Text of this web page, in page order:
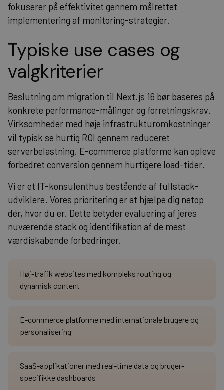
fokuserer på effektivitet gennem målrettet
implementering af monitoring-strategier.
Typiske use cases og
valgkriterier
Beslutning om migration til Next.js 16 bør baseres på
konkrete performance-målinger og forretningskrav.
Virksomheder med høje infrastrukturomkostninger
vil typisk se hurtig ROI gennem reduceret
serverbelastning. E-commerce platforme kan opleve
forbedret conversion gennem hurtigere load-tider.
Vi er et IT-konsulenthus bestående af fullstack-
udviklere. Vores prioritering er at hjælpe dig netop
dér, hvor du er. Dette betyder evaluering af jeres
nuværende stack og identifikation af de mest
værdiskabende forbedringer.
Høj-trafik websites med kompleks routing og
dynamisk content
E-commerce platforme med internationale brugere og
personalisering
SaaS-applikationer med real-time data og bruger-
specifikke dashboards